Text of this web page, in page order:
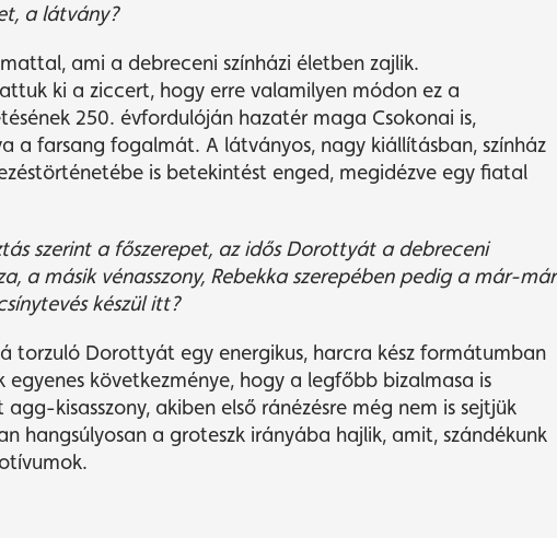
a látvány?
ami a debreceni színházi életben zajlik.
ki a ziccert, hogy erre valamilyen módon ez a
250. évfordulóján hazatér maga Csokonai is,
a farsang fogalmát. A látványos, nagy kiállításban, színház
is betekintést enged, megidézve egy fiatal
szerint a főszerepet, az idős Dorottyát a debreceni
a másik vénasszony, Rebekka szerepében pedig a már-már
és készül itt?
Dorottyát egy energikus, harcra kész formátumban
következménye, hogy a legfőbb bizalmasa is
kisasszony, akiben első ránézésre még nem is sejtjük
hangsúlyosan a groteszk irányába hajlik, amit, szándékunk